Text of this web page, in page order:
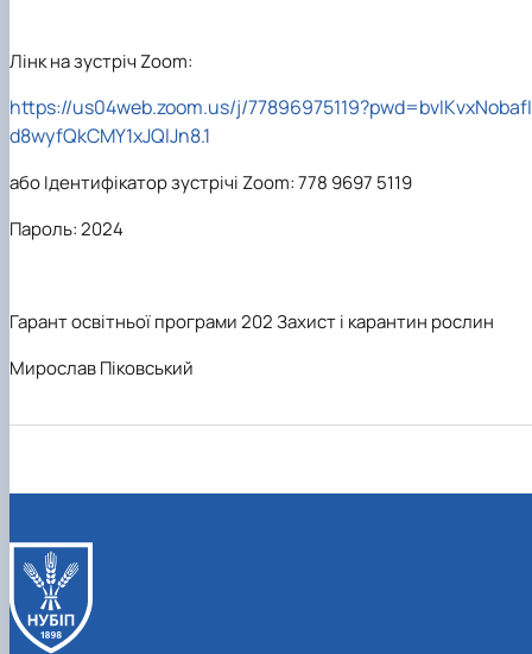
Лінк на зустріч Zoom:
https://us04web.zoom.us/j/77896975119?pwd=bvIKvxNobafI
d8wyfQkCMY1xJQlJn8.1
або Ідентифікатор зустрічі Zoom:778 9697 5119
Пароль:2024
Гарант освітньої програми 202 Захист і карантин рослин
Мирослав Піковський